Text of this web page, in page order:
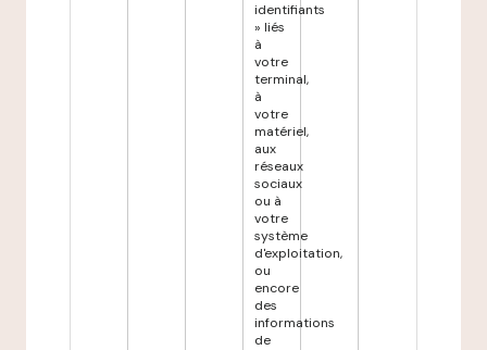
identifiants
» liés
à
votre
terminal,
à
votre
matériel,
aux
réseaux
sociaux
ou à
votre
système
d'exploitation,
ou
encore
des
informations
de